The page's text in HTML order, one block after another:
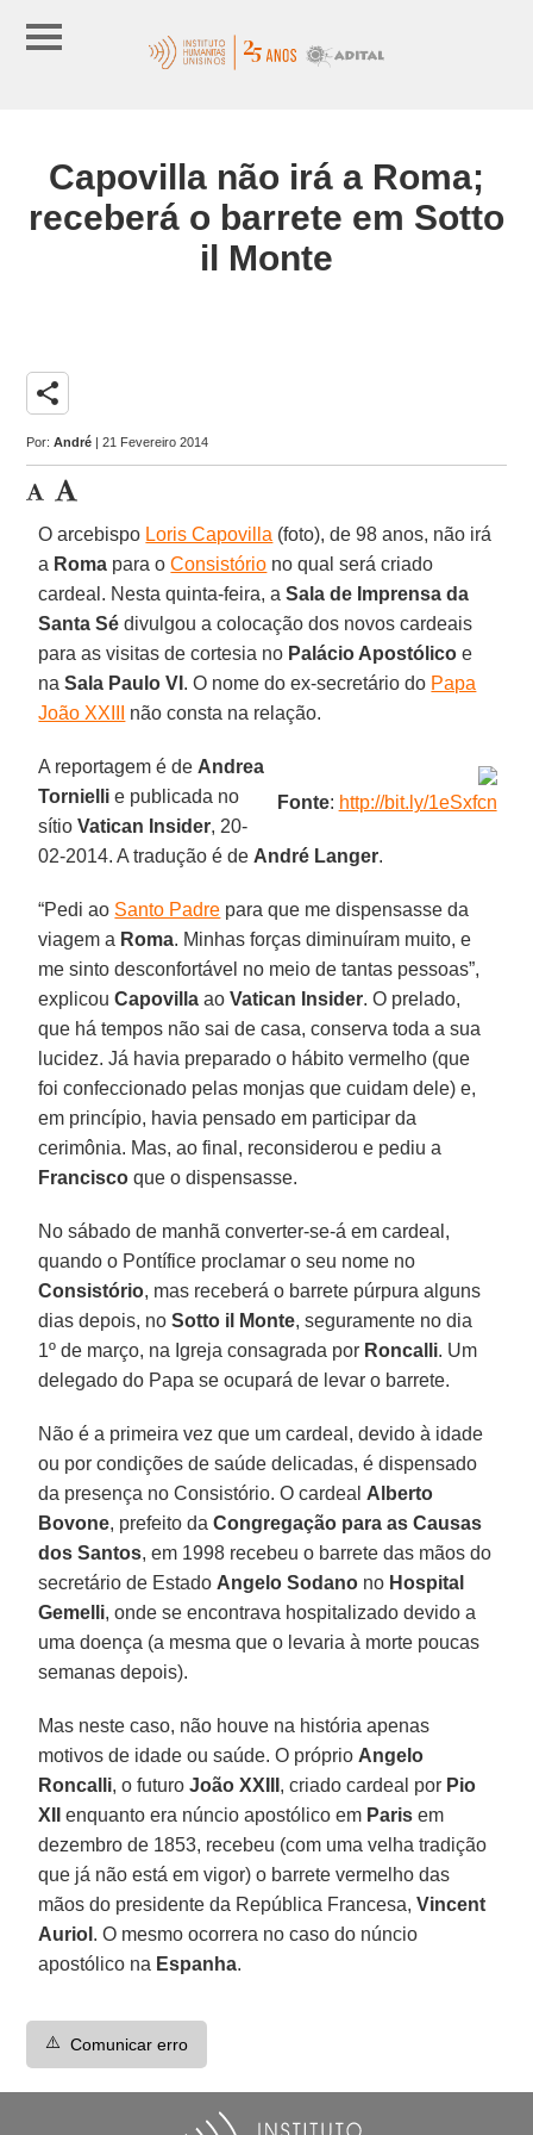
Capovilla não irá a Roma;
receberá o barrete em Sotto
il Monte
share
Por:André | 21 Fevereiro 2014
O arcebispo Loris Capovilla (foto), de 98 anos, não irá
a Roma para oConsistório no qual será criado
cardeal. Nesta quinta-feira, aSala de Imprensa da
Santa Sé divulgou a colocação dos novos cardeais
para as visitas de cortesia no Palácio Apostólico e
naSala Paulo VI . O nome do ex-secretário do Papa
João XXIII
não consta na relação.
Fonte: http://bit.ly/1eSxfcn
A reportagem é de Andrea
Tornielli e publicada no
sítioVatican Insider, 20-
02-2014. A tradução é de André Langer.
“Pedi ao Santo Padre para que me dispensasse da
viagem a Roma. Minhas forças diminuíram muito, e
me sinto desconfortável no meio de tantas pessoas”,
explicouCapovilla aoVatican Insider. O prelado,
que há tempos não sai de casa, conserva toda a sua
lucidez. Já havia preparado o hábito vermelho (que
foi confeccionado pelas monjas que cuidam dele) e,
em princípio, havia pensado em participar da
cerimônia. Mas, ao final, reconsiderou e pediu a
Francisco que o dispensasse.
No sábado de manhã converter-se-á em cardeal,
quando o Pontífice proclamar o seu nome no
Consistório, mas receberá o barrete púrpura alguns
dias depois, noSotto il Monte, seguramente no dia
1º de março, na Igreja consagrada por Roncalli. Um
delegado do Papa se ocupará de levar o barrete.
Não é a primeira vez que um cardeal, devido à idade
ou por condições de saúde delicadas, é dispensado
da presença no Consistório. O cardeal Alberto
Bovone, prefeito daCongregação para as Causas
dos Santos, em 1998 recebeu o barrete das mãos do
secretário de Estado Angelo Sodano no Hospital
Gemelli, onde se encontrava hospitalizado devido a
uma doença (a mesma que o levaria à morte poucas
semanas depois).
Mas neste caso, não houve na história apenas
motivos de idade ou saúde. O próprio Angelo
Roncalli, o futuroJoão XXIII , criado cardeal por Pio
XII
enquanto era núncio apostólico em Paris em
dezembro de 1853, recebeu (com uma velha tradição
que já não está em vigor) o barrete vermelho das
mãos do presidente da República Francesa,Vincent
Auriol . O mesmo ocorrera no caso do núncio
apostólico na Espanha.
⚠️ Comunicar erro